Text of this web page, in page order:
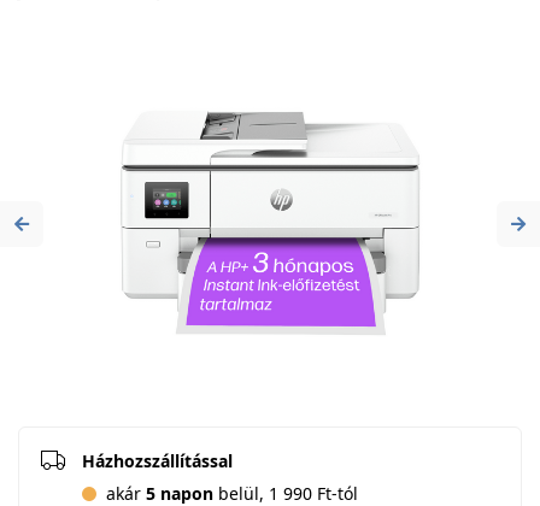
Previous
Házhozszállítással
akár 5 napon belül, 1 990 Ft-tól